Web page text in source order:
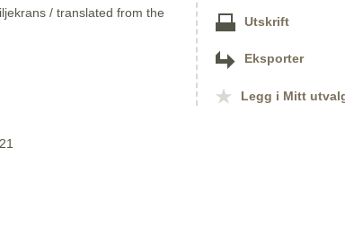
/ translated from the
Utskrift
Eksporter
Legg i Mitt